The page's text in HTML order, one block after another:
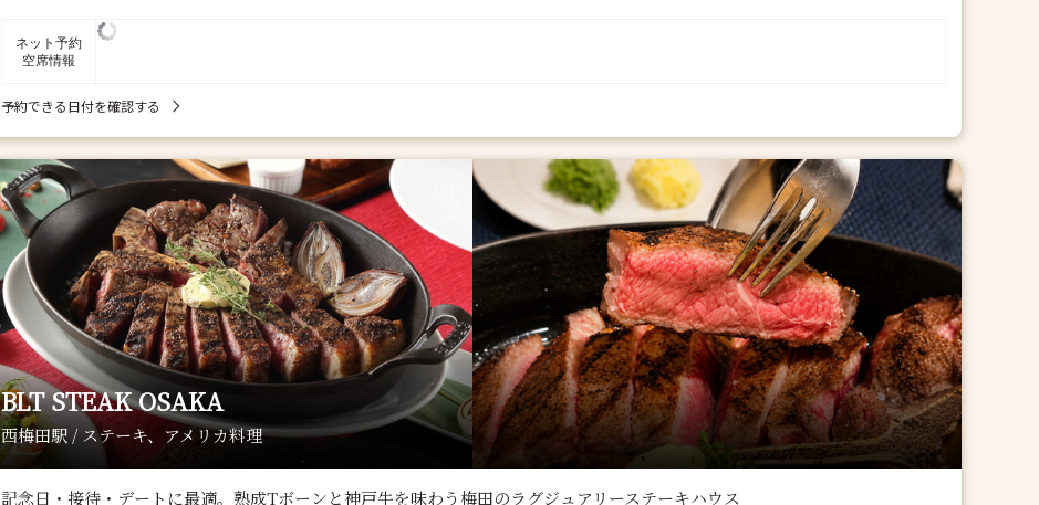
ネット予約
空席情報
予約できる日付を確認する
BLT STEAK OSAKA
西梅田駅 / ステーキ、アメリカ料理
記念日・接待・デートに最適。熟成Tボーンと神戸牛を味わう梅田のラグジュアリーステーキハウス